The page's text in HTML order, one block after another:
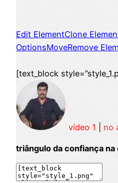
Edit ElementClone
OptionsMoveRemove
[text_block
vídeo 1 no
triângulo da confiança na